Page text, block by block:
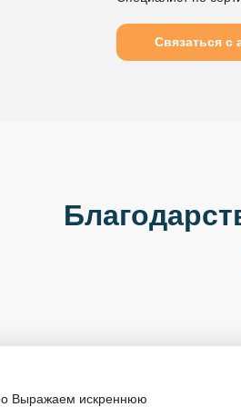
Связаться с
Выражаем искреннюю